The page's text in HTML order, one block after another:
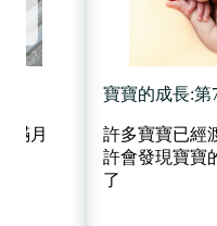
滿月
寶寶的成長:第
許多寶寶已經
許會發現寶寶
了